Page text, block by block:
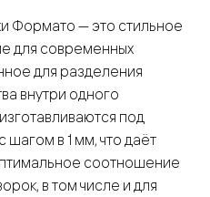
Формато — это стильное
для современных
для разделения
внутри одного
под
в 1 мм, что даёт
соотношение
в том числе и для